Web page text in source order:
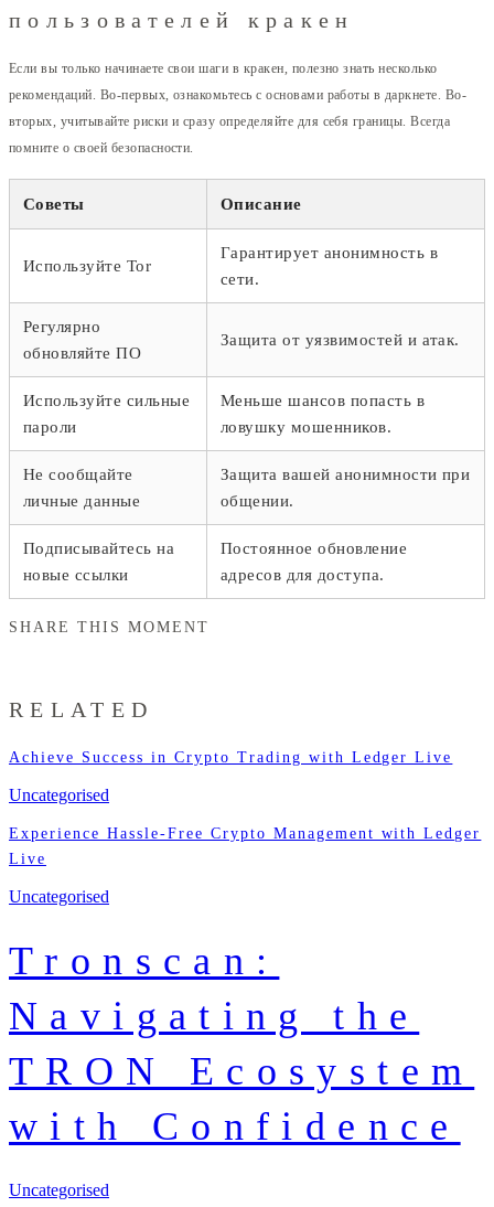
пользователей кракен
Если вы только начинаете свои шаги в кракен, полезно знать несколько
рекомендаций. Во-первых, ознакомьтесь с основами работы в даркнете. Во-
вторых, учитывайте риски и сразу определяйте для себя границы. Всегда
помните о своей безопасности.
Советы Описание
Используйте Tor
Гарантирует анонимность в
сети.
Регулярно
обновляйте ПО
Защита от уязвимостей и атак.
Используйте сильные
пароли
Меньше шансов попасть в
ловушку мошенников.
Не сообщайте
личные данные
Защита вашей анонимности при
общении.
Подписывайтесь на
новые ссылки
Постоянное обновление
адресов для доступа.
SHARE THIS MOMENT
RELATED
Achieve Success in Crypto Trading with Ledger Live
Uncategorised
Experience Hassle-Free Crypto Management with Ledger
Live
Uncategorised
Tronscan:
Navigating the
TRON Ecosystem
with Confidence
Uncategorised